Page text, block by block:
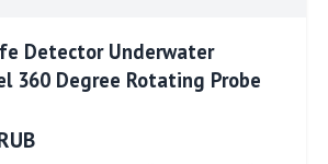
Detector Underwater
360 Degree Rotating Probe